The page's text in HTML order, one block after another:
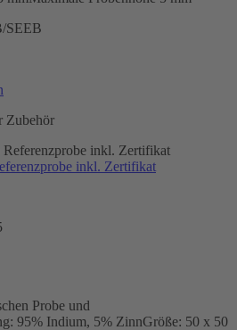
SEEB
Zubehör
inkl. Zertifikat
Probe und
95% Indium, 5% ZinnGröße: 50 x 50